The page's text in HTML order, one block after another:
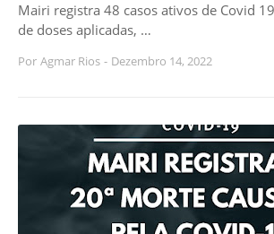
Mairi registra 48 casos ativos de Covid
de doses aplicadas, …
Por Agmar Rios - Dezembro 14, 2022